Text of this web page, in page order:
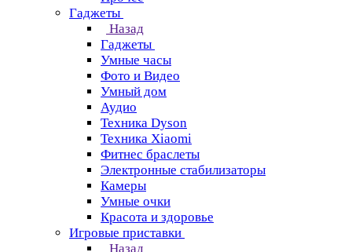
Гаджеты
Назад
Гаджеты
Умные часы
Фото и Видео
Умный дом
Аудио
Техника Dyson
Техника Xiaomi
Фитнес браслеты
Электронные стабилизаторы
Камеры
Умные очки
Красота и здоровье
Игровые приставки
Назад